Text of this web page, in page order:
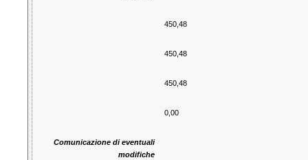
450,48
450,48
450,48
0,00
Comunicazione di eventuali
modifiche